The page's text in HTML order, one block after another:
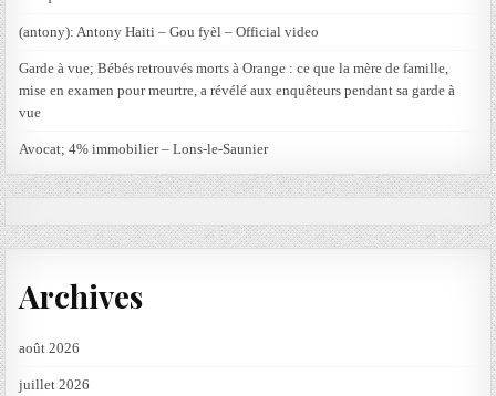
(antony): Antony Haiti – Gou fyèl – Official video
Garde à vue; Bébés retrouvés morts à Orange : ce que la mère de famille,
mise en examen pour meurtre, a révélé aux enquêteurs pendant sa garde à
vue
Avocat; 4% immobilier – Lons-le-Saunier
Archives
août 2026
juillet 2026